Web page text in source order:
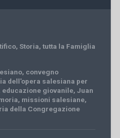
, Storia, tutta la Famiglia
, convegno
dell'opera salesiana per
educazione giovanile, Juan
, missioni salesiane,
della Congregazione